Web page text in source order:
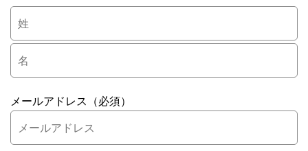
メールアドレス（必須）